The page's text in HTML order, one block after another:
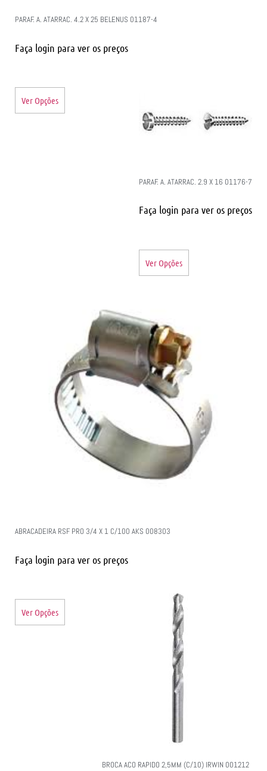
PARAF. A. ATARRAC. 4.2 X 25 BELENUS 01187-4
Faça login para ver os preços
Ver Opções
PARAF. A. ATARRAC. 2.9 X 16 01176-7
Faça login para ver os preços
Ver Opções
ABRACADEIRA RSF PRO 3/4 X 1 C/100 AKS 008303
Faça login para ver os preços
Ver Opções
BROCA ACO RAPIDO 2,5MM (C/10) IRWIN 001212